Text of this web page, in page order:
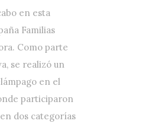
en esta
Familias
Como parte
se realizó un
en el
participaron
dos categorías